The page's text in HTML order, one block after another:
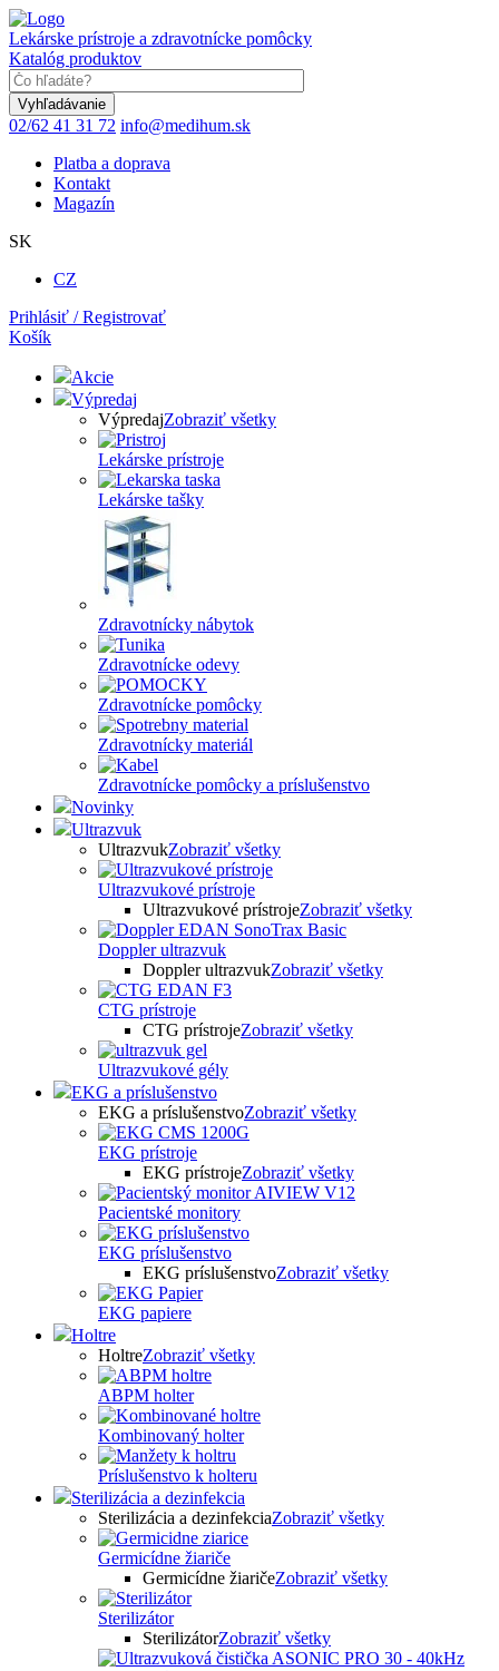
Skočiť
na
hlavný
obsah
Lekárske prístroje a zdravotnícke pomôcky
Katalóg produktov
02/62 41 31 72 info@medihum.sk
Platba a doprava
Kontakt
Magazín
SK
CZ
Prihlásiť / Registrovať
Košík
Akcie
Výpredaj
VýpredajZobraziť všetky
Lekárske prístroje
Lekárske tašky
Zdravotnícky nábytok
Zdravotnícke odevy
Zdravotnícke pomôcky
Zdravotnícky materiál
Zdravotnícke pomôcky a príslušenstvo
Novinky
Ultrazvuk
UltrazvukZobraziť všetky
Ultrazvukové prístroje
Ultrazvukové prístrojeZobraziť všetky
Doppler ultrazvuk
Doppler ultrazvukZobraziť všetky
CTG prístroje
CTG prístrojeZobraziť všetky
Ultrazvukové gély
EKG a príslušenstvo
EKG a príslušenstvoZobraziť všetky
EKG prístroje
EKG prístrojeZobraziť všetky
Pacientské monitory
EKG príslušenstvo
EKG príslušenstvoZobraziť všetky
EKG papiere
Holtre
HoltreZobraziť všetky
ABPM holter
Kombinovaný holter
Príslušenstvo k holteru
Sterilizácia a dezinfekcia
Sterilizácia a dezinfekciaZobraziť všetky
Germicídne žiariče
Germicídne žiaričeZobraziť všetky
Sterilizátor
SterilizátorZobraziť všetky